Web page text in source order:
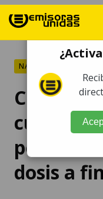
NACIONALES
Covid-
cubrir al
dosis a